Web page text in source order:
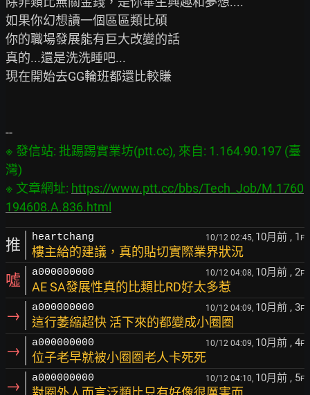
如果你幻想讀一個區區類比碩
你的職場發展能有巨大改變的話
真的...還是洗洗睡吧...
現在開始去GG輪班都還比較賺
※ 發信站: 批踢踢實業坊(ptt.cc), 來自: 1.164.90.197 (臺
灣)
※ 文章網址: https://www.ptt.cc/bbs/Tech_Job/M.1760
194608.A.836.html
推 heartchang 10/12 02:45, 10月前 , 1 F
樓主給的建議，真的貼切實際業界狀況
噓 a000000000 10/12 04:08, 10月前 , 2F
AE SA發展性真的比類比RD好太多惹
→ a000000000 10/12 04:09, 10月前 , 3F
這行萎縮超快 活下來的都變成小圈圈
→ a000000000 10/12 04:09, 10月前 , 4F
位子老早就被小圈圈老人卡死死
→ a000000000 10/12 04:10, 10月前 , 5F